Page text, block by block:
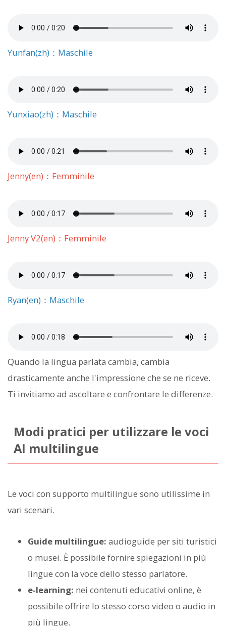
Yunfan(zh)：Maschile
Yunxiao(zh)：Maschile
Jenny(en)：Femminile
Jenny V2(en)：Femminile
Ryan(en)：Maschile
Quando la lingua parlata cambia, cambia
drasticamente anche l'impressione che se ne riceve.
Ti invitiamo ad ascoltare e confrontare le differenze.
Modi pratici per utilizzare le voci
AI multilingue
Le voci con supporto multilingue sono utilissime in
vari scenari.
Guide multilingue: audioguide per siti turistici
o musei. È possibile fornire spiegazioni in più
lingue con la voce dello stesso parlatore.
e-learning: nei contenuti educativi online, è
possibile offrire lo stesso corso video o audio in
più lingue.